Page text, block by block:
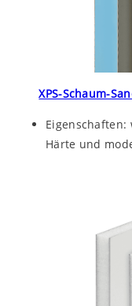
XPS-Schaum-
Härte und